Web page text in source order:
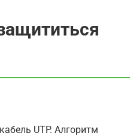
UTP. Алгоритм